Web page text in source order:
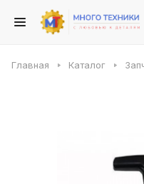
Главная Каталог